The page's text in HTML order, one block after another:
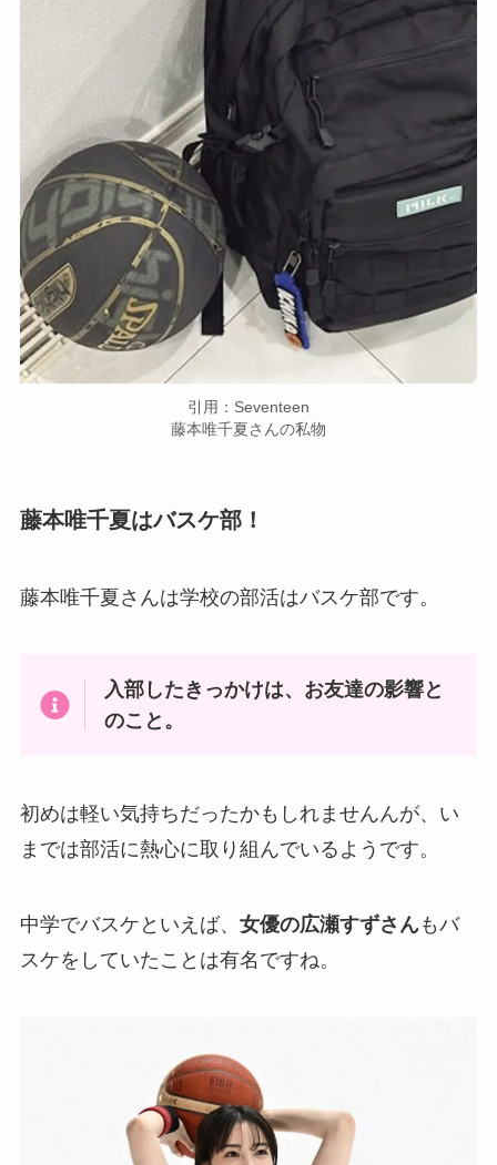
引用：Seventeen
藤本唯千夏さんの私物
藤本唯千夏はバスケ部！
藤本唯千夏さんは学校の部活はバスケ部です。
入部したきっかけは、お友達の影響と
のこと。
初めは軽い気持ちだったかもしれませんんが、い
までは部活に熱心に取り組んでいるようです。
中学でバスケといえば、 女優の広瀬すずさんもバ
スケをしていたことは有名ですね。